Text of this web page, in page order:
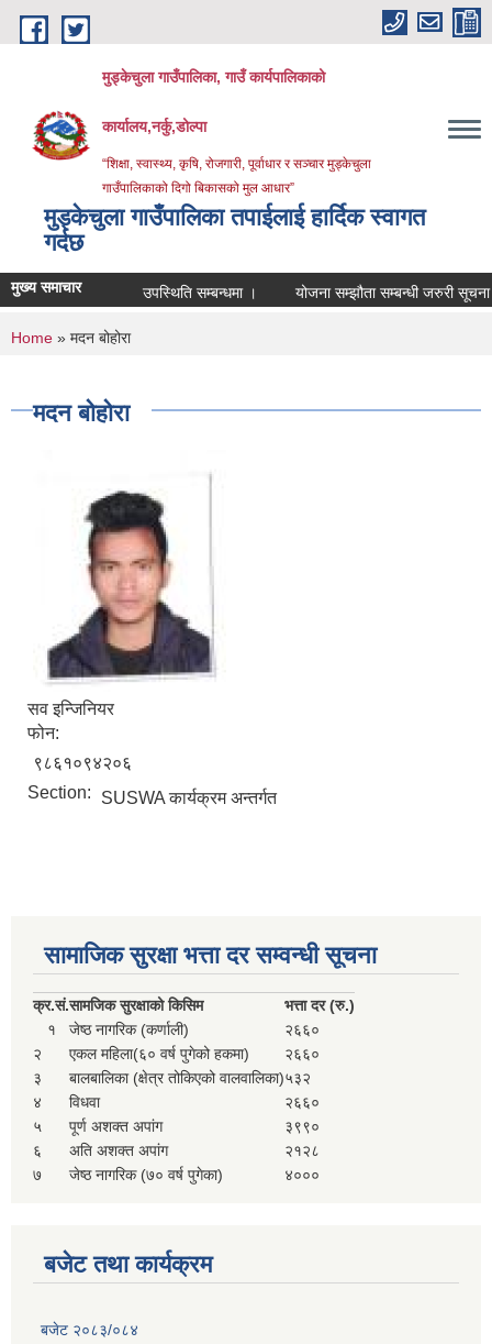
Skip to main content
मुड्केचुला गाउँपालिका, गाउँ कार्यपालिकाको
कार्यालय,नर्कु,डोल्पा
“शिक्षा, स्वास्थ्य, कृषि, रोजगारी, पूर्वाधार र सञ्चार मुड्केचुला
गाउँपालिकाको दिगो बिकासको मुल आधार”
मुड्केचुला गाउँपालिका तपाईलाई हार्दिक स्वागत
गर्दछ
मुख्य समाचार उपस्थिति सम्बन्धमा । योजना सम्झौता सम्बन्धी जरुरी सूचना ।
You are here
Home » मदन बोहोरा
मदन बोहोरा
सव इन्जिनियर
फोन:
९८६१०९४२०६
Section:
SUSWA कार्यक्रम अन्तर्गत
सामाजिक सुरक्षा भत्ता दर सम्वन्धी सूचना
क्र.सं.सामजिक सुरक्षाको किसिम
भत्ता दर (रु.)
१
जेष्ठ नागरिक (कर्णाली)
२६६०
२
एकल महिला(६० वर्ष पुगेको हकमा)
२६६०
३
बालबालिका (क्षेत्र तोकिएको वालवालिका)५३२
४
विधवा
२६६०
५
पूर्ण अशक्त अपांग
३९९०
६
अति अशक्त अपांग
२१२८
७
जेष्ठ नागरिक (७० वर्ष पुगेका) ४०००
बजेट तथा कार्यक्रम
बजेट २०८३/०८४